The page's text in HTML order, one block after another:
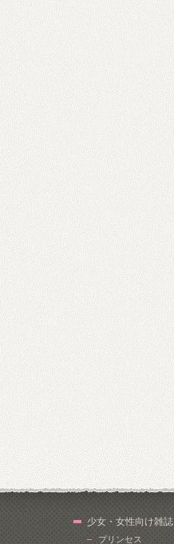
少女・女性向け雑誌
プリンセス